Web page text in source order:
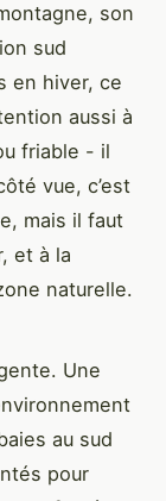
son
sud
en hiver, ce
aussi à
friable - il
vue, c’est
mais il faut
et à la
naturelle.
Une
au sud
pour